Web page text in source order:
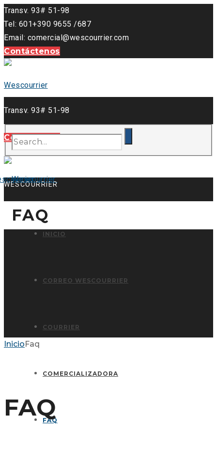
Transv. 93# 51-98
Tel: 601+390 9655 /687
Email: comercial@wescourrier.com
Contáctenos
Transv. 93# 51-98
Tel: 601+390 9655 /687
Email: comercial@wescourrier.com
Contáctenos
INICIO
CORREO WESCOURRIER
COURRIER
COMERCIALIZADORA
FAQ
WESCOURRIER
FAQ
InicioFaq
FAQ